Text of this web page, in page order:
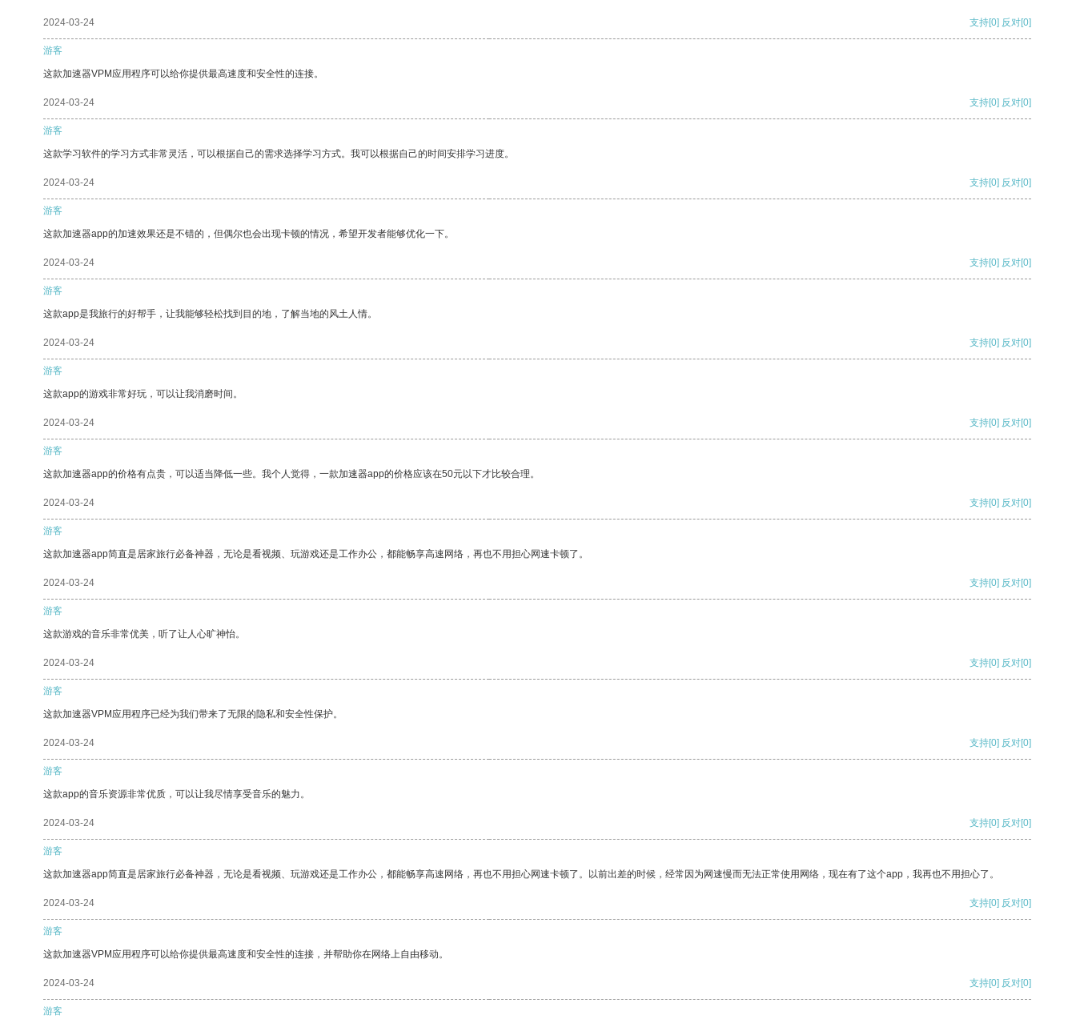
2024-03-24 支持[0] 反对[0]
游客
这款加速器VPM应用程序可以给你提供最高速度和安全性的连接。
2024-03-24 支持[0] 反对[0]
游客
这款学习软件的学习方式非常灵活，可以根据自己的需求选择学习方式。我可以根据自己的时间安排学习进度。
2024-03-24 支持[0] 反对[0]
游客
这款加速器app的加速效果还是不错的，但偶尔也会出现卡顿的情况，希望开发者能够优化一下。
2024-03-24 支持[0] 反对[0]
游客
这款app是我旅行的好帮手，让我能够轻松找到目的地，了解当地的风土人情。
2024-03-24 支持[0] 反对[0]
游客
这款app的游戏非常好玩，可以让我消磨时间。
2024-03-24 支持[0] 反对[0]
游客
这款加速器app的价格有点贵，可以适当降低一些。我个人觉得，一款加速器app的价格应该在50元以下才比较合理。
2024-03-24 支持[0] 反对[0]
游客
这款加速器app简直是居家旅行必备神器，无论是看视频、玩游戏还是工作办公，都能畅享高速网络，再也不用担心网速卡顿了。
2024-03-24 支持[0] 反对[0]
游客
这款游戏的音乐非常优美，听了让人心旷神怡。
2024-03-24 支持[0] 反对[0]
游客
这款加速器VPM应用程序已经为我们带来了无限的隐私和安全性保护。
2024-03-24 支持[0] 反对[0]
游客
这款app的音乐资源非常优质，可以让我尽情享受音乐的魅力。
2024-03-24 支持[0] 反对[0]
游客
这款加速器app简直是居家旅行必备神器，无论是看视频、玩游戏还是工作办公，都能畅享高速网络，再也不用担心网速卡顿了。以前出差的时候，经常因为网速慢而无法正常使用网络，现在有了这个app，我再也不用担心了。
2024-03-24 支持[0] 反对[0]
游客
这款加速器VPM应用程序可以给你提供最高速度和安全性的连接，并帮助你在网络上自由移动。
2024-03-24 支持[0] 反对[0]
游客